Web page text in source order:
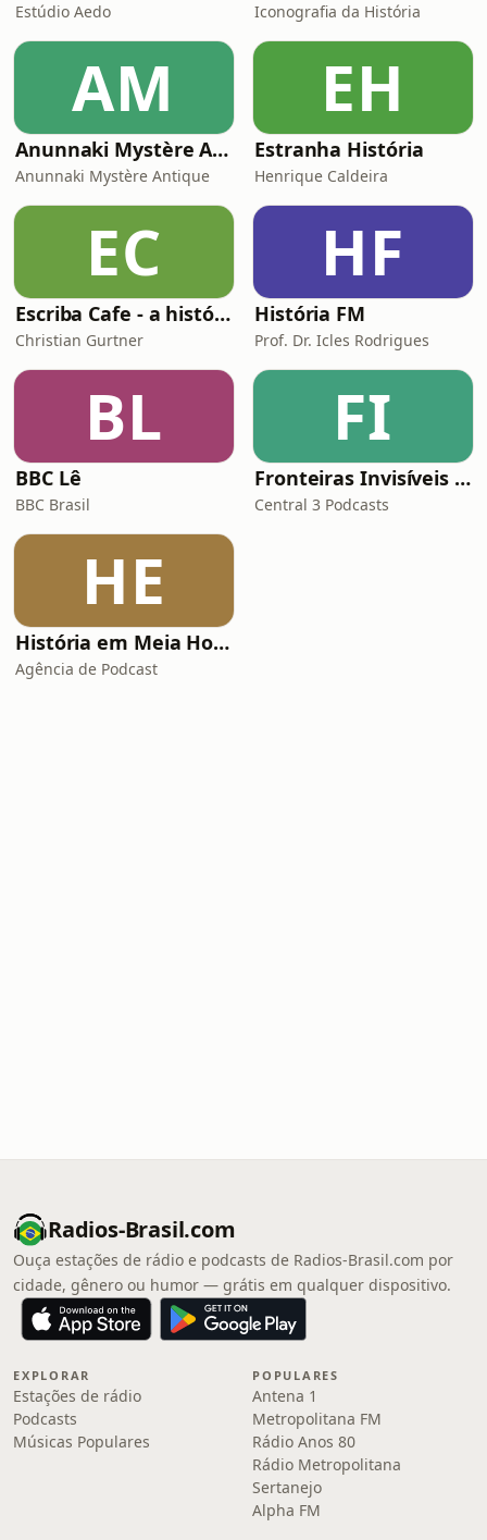
Estúdio Aedo Iconografia da História
AM
Anunnaki Mystère Antique
Anunnaki Mystère Antique
EH
Estranha História
Henrique Caldeira
EC
Escriba Cafe - a história da humanidade
Christian Gurtner
HF
História FM
Prof. Dr. Icles Rodrigues
BL
BBC Lê
BBC Brasil
FI
Fronteiras Invisíveis do Futebol
Central 3 Podcasts
HE
História em Meia Hora
Agência de Podcast
Radios-Brasil.com
Ouça estações de rádio e podcasts de Radios-Brasil.com por
cidade, gênero ou humor — grátis em qualquer dispositivo.
EXPLORAR
Estações de rádio
Podcasts
Músicas Populares
POPULARES
Antena 1
Metropolitana FM
Rádio Anos 80
Rádio Metropolitana
Sertanejo
Alpha FM